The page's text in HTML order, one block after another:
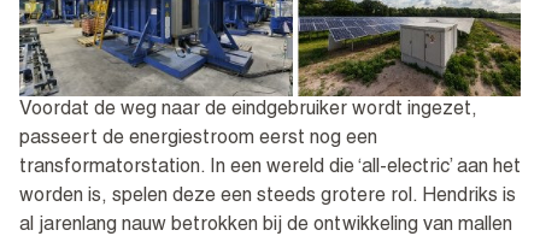
Voordat de weg naar de eindgebruiker wordt ingezet,
passeert de energiestroom eerst nog een
transformatorstation. In een wereld die ‘all-electric’ aan het
worden is, spelen deze een steeds grotere rol. Hendriks is
al jarenlang nauw betrokken bij de ontwikkeling van mallen